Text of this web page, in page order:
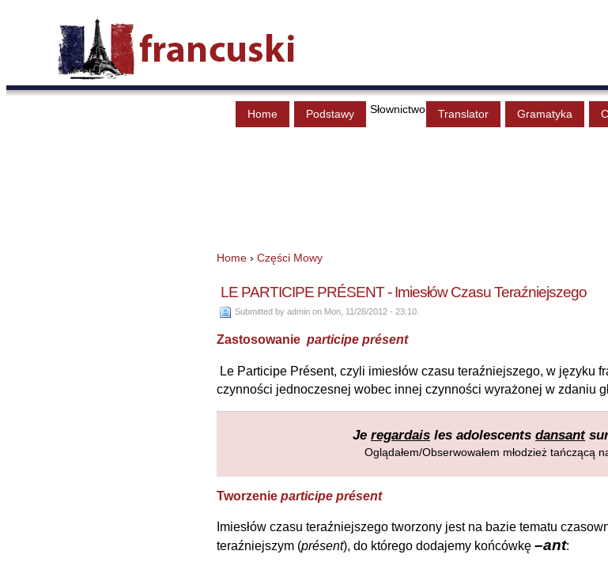
Home Podstawy Słownictwo Translator Gramatyka
Home› Części Mowy
LE PARTICIPE PRÉSENT - Imiesłów Czasu Teraźniejszego
Submitted by admin on Mon, 11/26/2012 - 23:10.
Zastosowanie participe présent
Le Participe Présent, czyli imiesłów czasu teraźniejszego, w języku
czynności jednoczesnej wobec innej czynności wyrażonej w zdaniu
Jeregardais les adolescentsdansant
Oglądałem/Obserwowałem młodzież tańczącą
Tworzenie participe présent
Imiesłów czasu teraźniejszego tworzony jest na bazie tematu
teraźniejszym (présent), do którego dodajemy końcówkę –ant: